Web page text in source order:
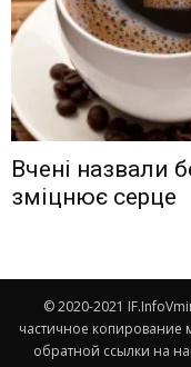
Вчені назвали
зміцнює серце
© 2020-2021
частичное копирование
обратной ссылки на